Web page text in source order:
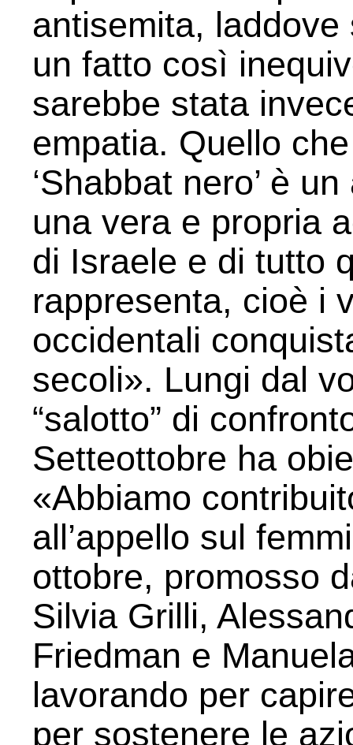
antisemita,
un fatto così
sarebbe stata
empatia. Quello
‘Shabbat nero’ è
una vera e propria
di Israele e di tutto
rappresenta, cioè i
occidentali
secoli». Lungi dal
“salotto” di
Setteottobre ha
«Abbiamo
all’appello sul
ottobre, promosso
Silvia Grilli,
Friedman e
lavorando per
per sostenere le